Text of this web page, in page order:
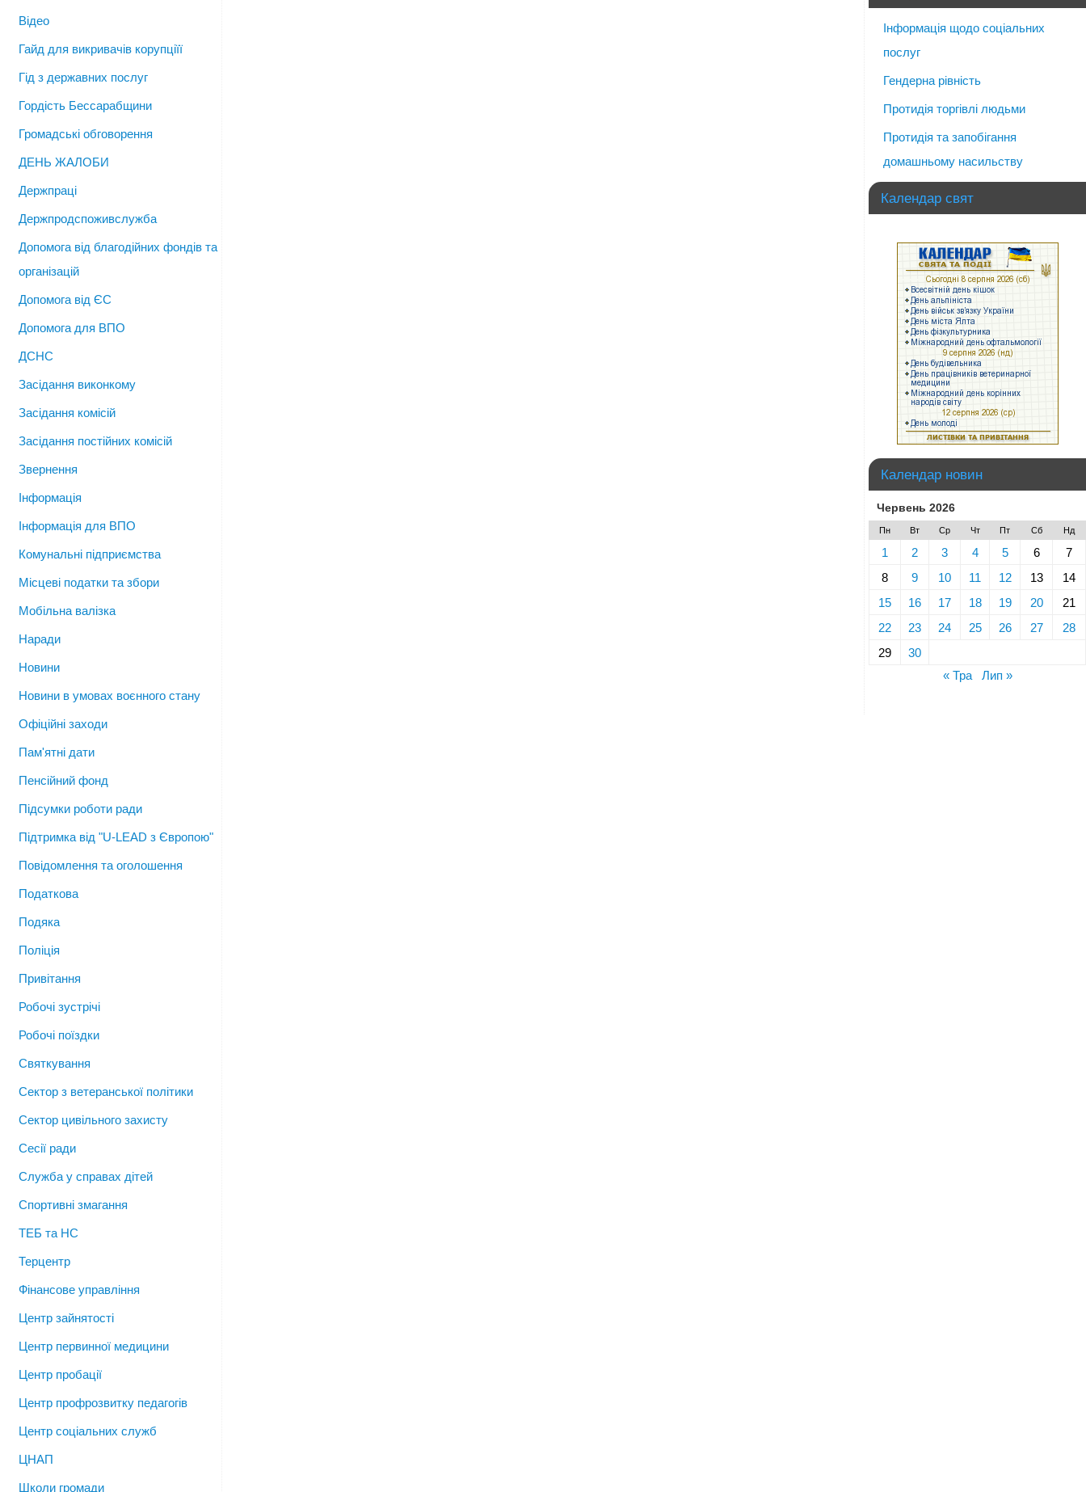
Відео
Гайд для викривачів корупціїї
Гід з державних послуг
Гордість Бессарабщини
Громадські обговорення
ДЕНЬ ЖАЛОБИ
Держпраці
Держпродспоживслужба
Допомога від благодійних фондів та
організацій
Допомога від ЄС
Допомога для ВПО
ДСНС
Засідання виконкому
Засідання комісій
Засідання постійних комісій
Звернення
Інформація
Інформація для ВПО
Комунальні підприємства
Місцеві податки та збори
Мобільна валізка
Наради
Новини
Новини в умовах воєнного стану
Офіційні заходи
Пам'ятні дати
Пенсійний фонд
Підсумки роботи ради
Підтримка від "U-LEAD з Європою"
Повідомлення та оголошення
Податкова
Подяка
Поліція
Привітання
Робочі зустрічі
Робочі поїздки
Святкування
Сектор з ветеранської політики
Сектор цивільного захисту
Сесії ради
Служба у справах дітей
Спортивні змагання
ТЕБ та НС
Терцентр
Фінансове управління
Центр зайнятості
Центр первинної медицини
Центр пробації
Центр профрозвитку педагогів
Центр соціальних служб
ЦНАП
Школи громади
Інформація щодо соціальних
послуг
Гендерна рівність
Протидія торгівлі людьми
Протидія та запобігання
домашньому насильству
Календар свят
Календар новин
Червень 2026
Пн Вт Ср Чт Пт Сб Нд
1 2 3 4 5 6
7
8
9 10 11 12 13
14
15
16 17 18 19 20
21
22
23 24 25 26 27
28
29
30
« Тра
Лип »